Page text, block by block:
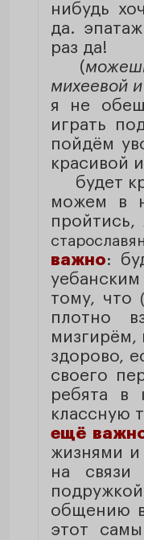
нибудь
да.
раз да!
(
михеевой
я не
играть
пойдём
красивой
будет
можем в
пройтись,
важно:
тому, что
плотно
мизгирём,
здорово,
своего
ребята в
классную
ещё
жизнями и
на
общению
этот